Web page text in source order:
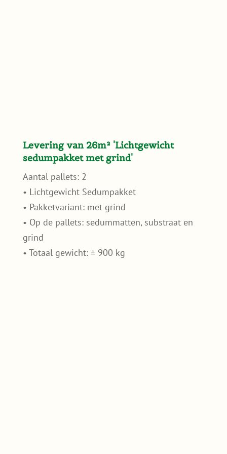
Levering van 26m² 'Lichtgewicht
sedumpakket met grind'
Aantal pallets: 2
• Lichtgewicht Sedumpakket
• Pakketvariant: met grind
• Op de pallets: sedummatten, substraat en
grind
• Totaal gewicht: ± 900 kg